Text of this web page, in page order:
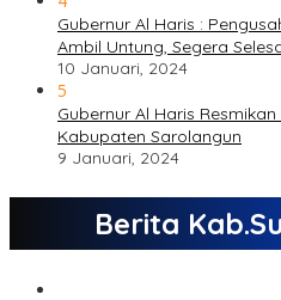
Gubernur Al Haris :
Ambil Untung, Segera
10 Januari, 2024
5
Gubernur Al Haris
Kabupaten Sarolangun
9 Januari, 2024
Berita